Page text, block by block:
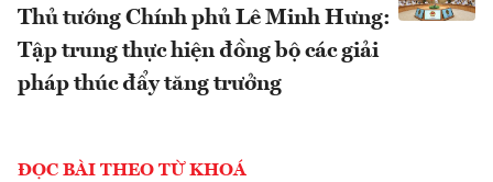
Thủ tướng Chính phủ Lê Minh Hưng:
Tập trung thực hiện đồng bộ các giải
pháp thúc đẩy tăng trưởng
ĐỌC BÀI THEO TỪ KHOÁ